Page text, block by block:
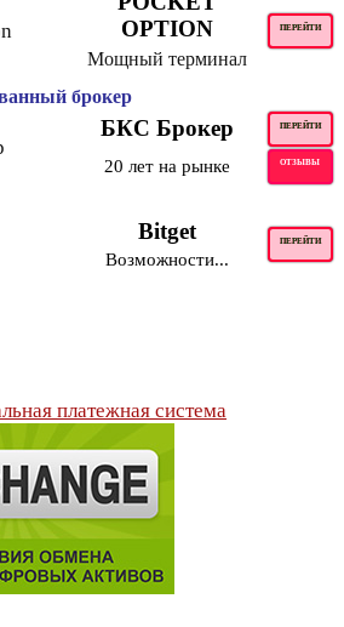
OPTION
ПЕРЕЙТИ
Мощный терминал
брокер
БКС Брокер ПЕРЕЙТИ
20 лет на рынке ОТЗЫВЫ
Bitget ПЕРЕЙТИ
Возможности...